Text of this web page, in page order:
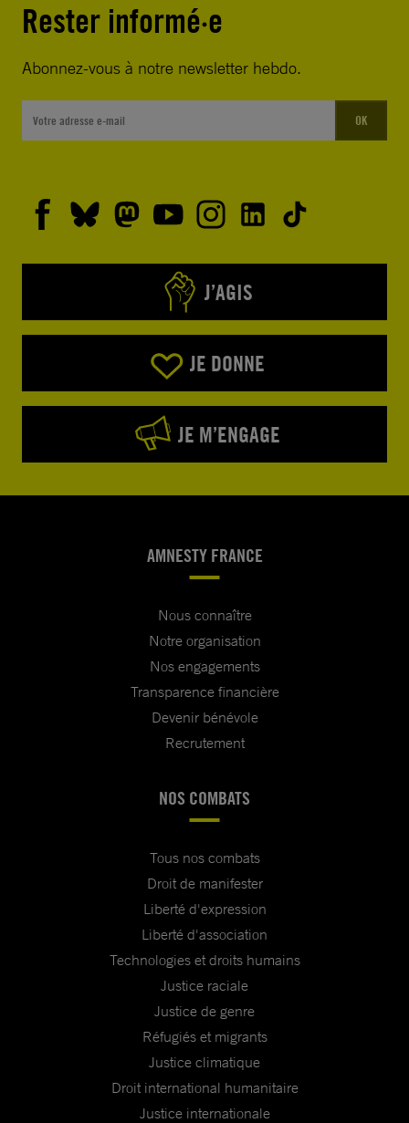
Rester informé·e
Abonnez-vous à notre newsletter hebdo.
OK
J’AGIS
JE DONNE
JE M’ENGAGE
AMNESTY FRANCE
Nous connaître
Notre organisation
Nos engagements
Transparence financière
Devenir bénévole
Recrutement
NOS COMBATS
Tous nos combats
Droit de manifester
Liberté d'expression
Liberté d'association
Technologies et droits humains
Justice raciale
Justice de genre
Réfugiés et migrants
Justice climatique
Droit international humanitaire
Justice internationale